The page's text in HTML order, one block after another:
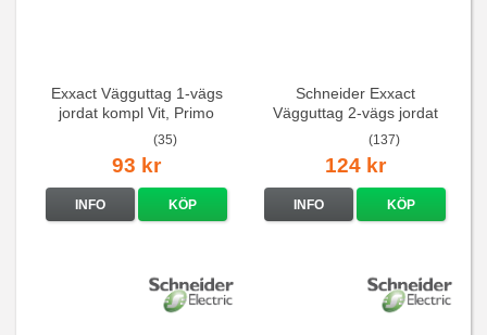
Exxact Vägguttag 1-vägs
jordat kompl Vit, Primo
(35)
93 kr
INFO KÖP
Schneider Exxact
Vägguttag 2-vägs jordat
Vit standarduttag
(137)
124 kr
INFO KÖP